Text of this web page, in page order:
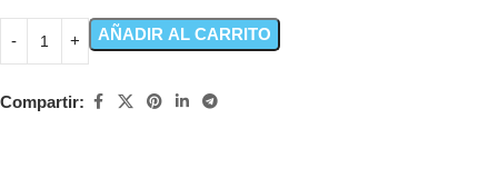
AÑADIR AL CARRITO
Compartir: